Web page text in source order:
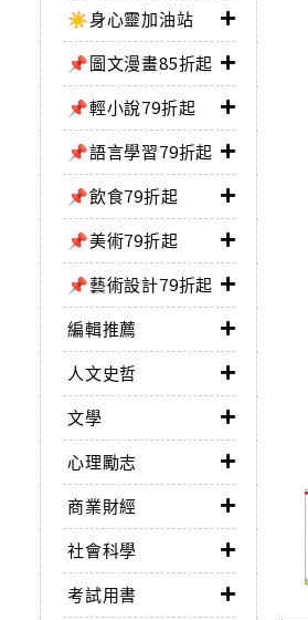
☀️身心靈加油站
📌圖文漫畫85折起
📌輕小說79折起
📌語言學習79折起
📌飲食79折起
📌美術79折起
📌藝術設計79折起
編輯推薦
人文史哲
文學
心理勵志
商業財經
社會科學
考試用書